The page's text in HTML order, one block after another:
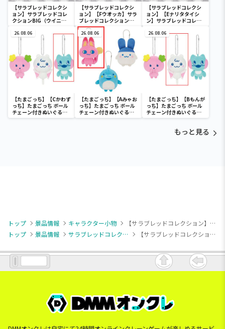
【サラブレッドコレクシ
ョン】サラブレッドコレ
クションBIG（ウイニン
【サラブレッドコレクシ
ョン】【Fウオッカ】サラ
ブレッドコレクションマ
スコットBC3
【サラブレッドコレクシ
ョン】【Eナリタタイシ
ン】サラブレッドコレク
26.08.06
【たまごっち】【Cかわず
っち】たまごっち ボール
チェーン付きぬいぐるみ
～Tamagotchi
26.08.06
【たまごっち】【Aみゃお
っち】たまごっち ボール
チェーン付きぬいぐるみ
～Tamagotchi
26.08.06
【たまごっち】【Bもんが
っち】たまごっち ボール
チェーン付きぬいぐるみ
～Tamagotchi
もっと見る
トップ 景品情報 キャラクター小物
【サラブレッドコレクション】【Dフェノーメノ】サラブレッドコレクション マスコットBC31
トップ
景品情報 サラブレッドコレクション 【サラブレッドコレクション】【Dフェノーメノ】サラブレッドコレクション マスコットBC31